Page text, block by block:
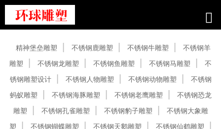
精神堡垒雕塑 不锈钢鹿雕塑 不锈钢牛雕塑
不锈钢羊
雕塑
不锈钢龙雕塑 不锈钢鱼雕塑 不锈钢马雕塑
不
锈钢雕塑设计
不锈钢人物雕塑 不锈钢动物雕塑
不锈钢
蚂蚁雕塑
不锈钢海豚雕塑 不锈钢老鹰雕塑
不锈钢恐龙
雕塑
不锈钢孔雀雕塑 不锈钢豹子雕塑
不锈钢大象雕
塑
不锈钢蝴蝶雕塑 不锈钢天鹅雕塑
不锈钢仙鹤雕塑